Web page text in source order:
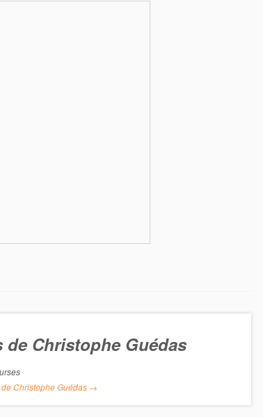
de Christophe Guédas
Christophe Guédas →